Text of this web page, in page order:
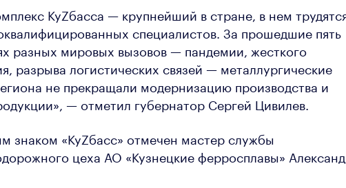
КуZбасса — крупнейший в стране, в нем
специалистов. За прошедшие пять
разных мировых вызовов — пандемии, жесткого
разрыва логистических связей — металлургические
не прекращали модернизацию производства и
— отметил губернатор Сергей Цивилев.
знаком «КуZбасс» отмечен мастер службы
цеха АО «Кузнецкие ферросплавы»